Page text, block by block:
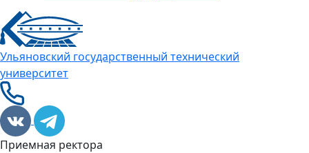
Ульяновский государственный технический
университет
Приемная ректора